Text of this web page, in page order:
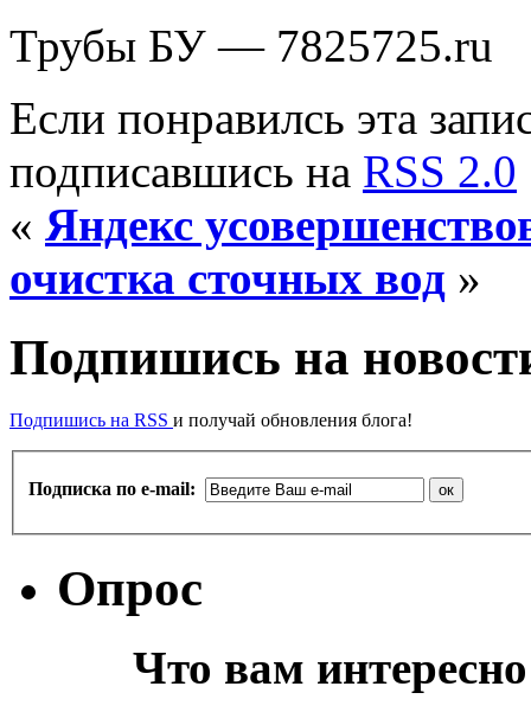
Трубы БУ — 7825725.ru
Если понравилсь эта
подписавшись на RSS 2.0
« Яндекс
очистка сточных вод »
Подпишись на
Подпишись на RSS и получай обновления блога!
Подписка по e-mail:
Опрос
Что вам